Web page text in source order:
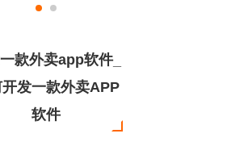
款外卖app软件_
发一款外卖APP
软件